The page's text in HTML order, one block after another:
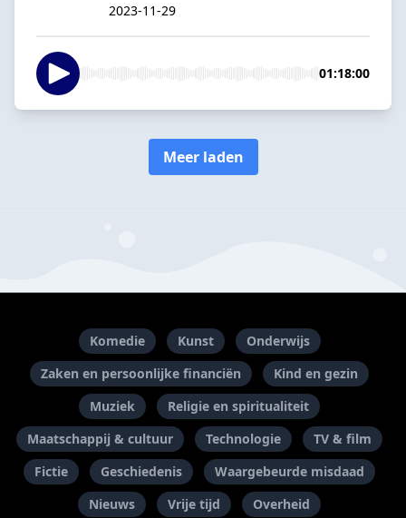
2023-11-29
01:18:00
Meer laden
Komedie Kunst
Onderwijs
Zaken en persoonlijke financiën
Kind en gezin
Muziek
Religie en spiritualiteit
Maatschappij & cultuur
Technologie
TV & film
Fictie
Geschiedenis
Waargebeurde misdaad
Nieuws
Vrije tijd Overheid